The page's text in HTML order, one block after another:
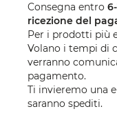
Consegna entro
ricezione del
Per i prodotti più
Volano i tempi di
verranno
pagamento.
Ti invieremo una
saranno spediti.